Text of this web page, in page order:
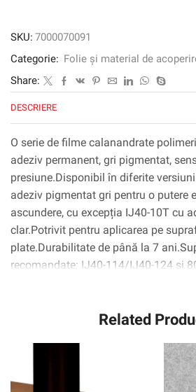
SKU: 7000070091
Categorie: Folie și material de
Share:
DESCRIERE
O serie de filme calanandrate
adeziv permanent, gri pigmentat,
presiune.Disponibil în diferite
adeziv pigmentat gri pentru o putere
ascundere, cu excepția IJ40-10T cu
clar.Potrivit pentru aplicarea pe
plate.Durabilitate de până la 7
recomandate: IJ40-114/IJ40-124 și
Related